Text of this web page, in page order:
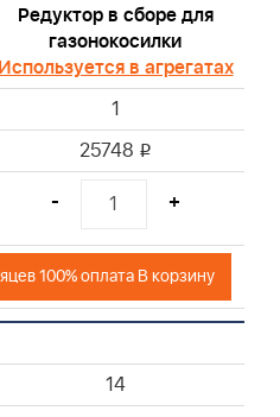
Редуктор в сборе для
газонокосилки
в агрегатах
1
25748 i
- +
100% оплата В корзину
14